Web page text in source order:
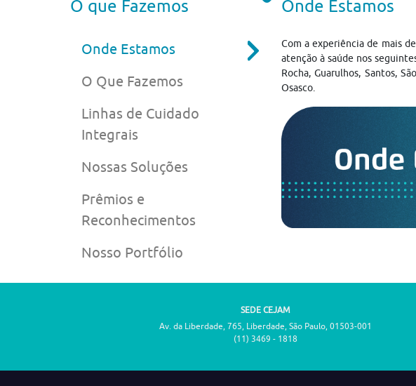
O que Fazemos
Onde Estamos
O Que Fazemos
Linhas de Cuidado
Integrais
Nossas Soluções
Prêmios e
Reconhecimentos
Nosso Portfólio
Onde Estamos
Com a experiência de mais
atenção à saúde nos
Rocha, Guarulhos, Santos,
Osasco.
SEDE CEJAM
Av. da Liberdade, 765, Liberdade, São Paulo, 01503-001
(11) 3469 - 1818